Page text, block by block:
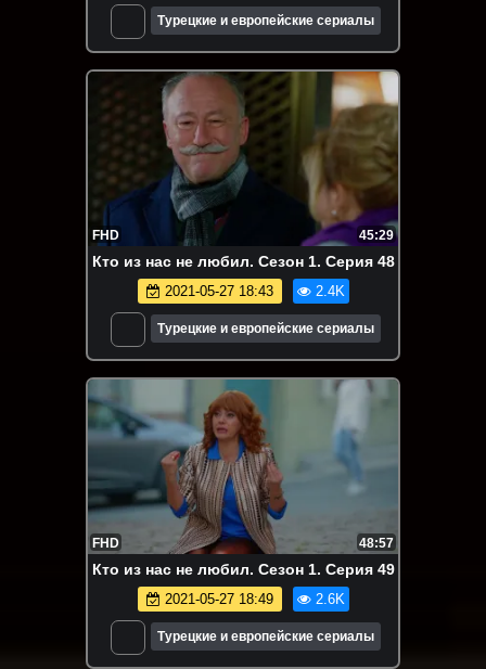
Турецкие и европейские сериалы
FHD 45:29
Кто из нас не любил. Сезон 1. Серия 48
2021-05-27 18:43 2.4K
Турецкие и европейские сериалы
FHD 48:57
Кто из нас не любил. Сезон 1. Серия 49
2021-05-27 18:49 2.6K
Турецкие и европейские сериалы